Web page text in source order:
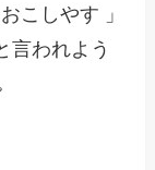
こしやす 」
言われよう